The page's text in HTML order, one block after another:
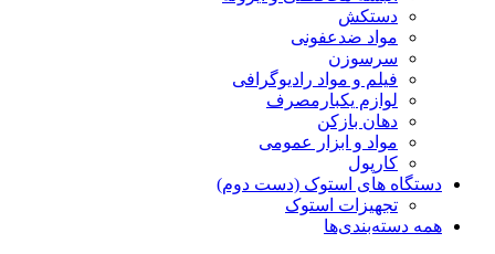
دستکش
مواد ضدعفونی
سرسوزن
فیلم و مواد رادیوگرافی
لوازم یکبارمصرف
دهان بازکن
مواد و ابزار عمومی
کارپول
دستگاه های استوک (دست دوم)
تجهیزات استوک
همه دسته‌بندی‌ها